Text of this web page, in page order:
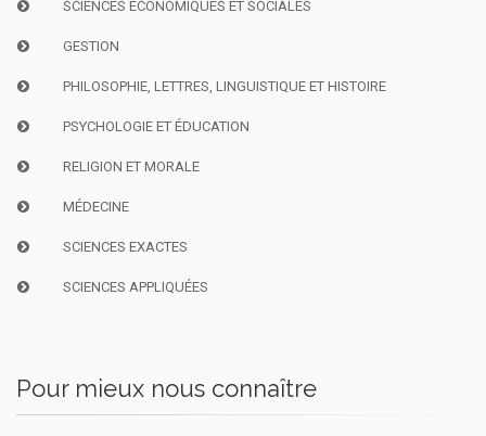
SCIENCES ÉCONOMIQUES ET SOCIALES
GESTION
PHILOSOPHIE, LETTRES, LINGUISTIQUE ET HISTOIRE
PSYCHOLOGIE ET ÉDUCATION
RELIGION ET MORALE
MÉDECINE
SCIENCES EXACTES
SCIENCES APPLIQUÉES
Pour mieux nous connaître